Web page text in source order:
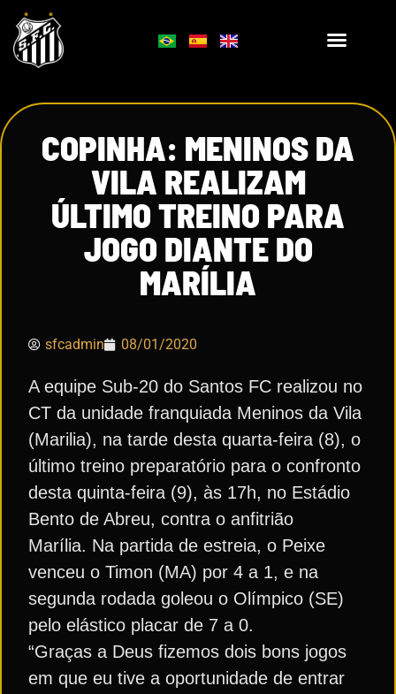
COPINHA: MENINOS DA
VILA REALIZAM
ÚLTIMO TREINO PARA
JOGO DIANTE DO
MARÍLIA
sfcadmin 08/01/2020
A equipe Sub-20 do Santos FC realizou no
CT da unidade franquiada Meninos da Vila
(Marilia), na tarde desta quarta-feira (8), o
último treino preparatório para o confronto
desta quinta-feira (9), às 17h, no Estádio
Bento de Abreu, contra o anfitrião
Marília. Na partida de estreia, o Peixe
venceu o Timon (MA) por 4 a 1, e na
segunda rodada goleou o Olímpico (SE)
pelo elástico placar de 7 a 0.
“Graças a Deus fizemos dois bons jogos
em que eu tive a oportunidade de entrar